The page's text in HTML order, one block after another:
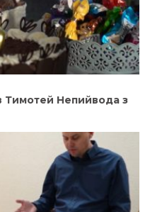
Тимотей Непийвода з